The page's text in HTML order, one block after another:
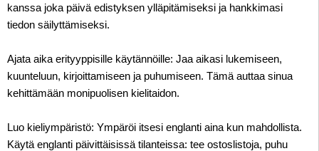
kanssa joka päivä edistyksen ylläpitämiseksi ja hankkimasi
tiedon säilyttämiseksi.
Ajata aika erityyppisille käytännöille: Jaa aikasi lukemiseen,
kuunteluun, kirjoittamiseen ja puhumiseen. Tämä auttaa sinua
kehittämään monipuolisen kielitaidon.
Luo kieliympäristö: Ympäröi itsesi englanti aina kun mahdollista.
Käytä englanti päivittäisissä tilanteissa: tee ostoslistoja, puhu